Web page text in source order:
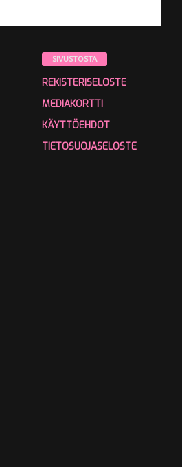
SIVUSTOSTA
REKISTERISELOSTE
MEDIAKORTTI
KÄYTTÖEHDOT
TIETOSUOJASELOSTE